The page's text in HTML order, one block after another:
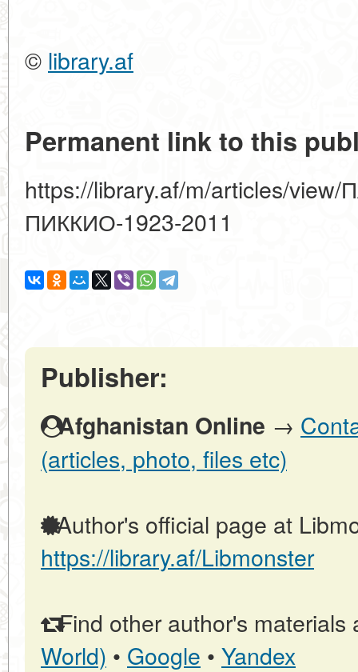
© library.af
Permanent link to this
https://library.af/m/articles/
ПИККИО-1923-2011
Publisher:
Afghanistan Online →
(articles, photo, files etc)
Author's official page at
https://library.af/Libmonster
Find other author's materials
World) • Google • Yandex